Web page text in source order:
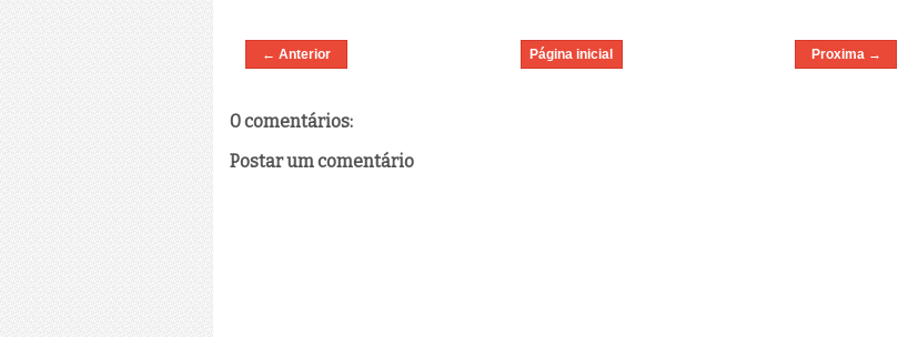
← Anterior Proxima →
Página inicial
0 comentários:
Postar um comentário